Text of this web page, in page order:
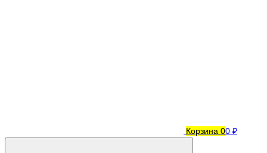
Корзина 00 ₽